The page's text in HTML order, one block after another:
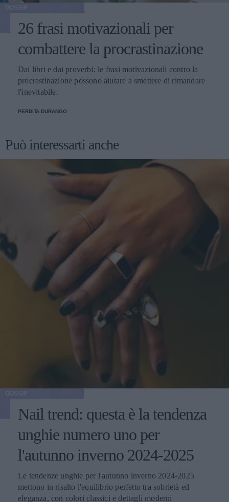
26 frasi motivazionali per
combattere la procrastinazione
Dai libri e dai proverbi: le frasi motivazionali contro la
procrastinazione possono aiutare a smettere di rimandare
l'inevitabile.
PERDITA DURANGO
Può interessarti anche
Nail trend: questa è la tendenza
unghie numero uno per
l'autunno inverno 2024-2025
Le tendenze unghie per l'autunno inverno 2024-2025
mettono in risalto l'equilibrio perfetto tra sobrietà ed
eleganza, con colori classici e dettagli moderni